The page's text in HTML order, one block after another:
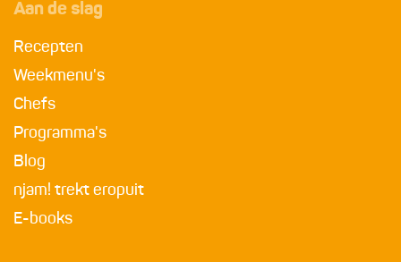
Aan de slag
Recepten
Weekmenu's
Chefs
Programma's
Blog
njam! trekt eropuit
E-books